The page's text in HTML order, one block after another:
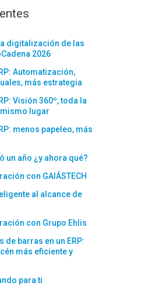
digitalización de las
2026
Automatización,
más estrategia
Visión 360º, toda la
lugar
menos papeleo, más
un año ¿y ahora qué?
con GAIÁSTECH
al alcance de
con Grupo Ehlis
de barras en un ERP:
más eficiente y
para ti